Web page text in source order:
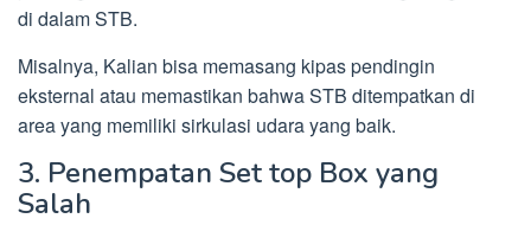
di dalam STB.
Misalnya, Kalian bisa memasang kipas pendingin
eksternal atau memastikan bahwa STB ditempatkan di
area yang memiliki sirkulasi udara yang baik.
3. Penempatan Set top Box yang
Salah